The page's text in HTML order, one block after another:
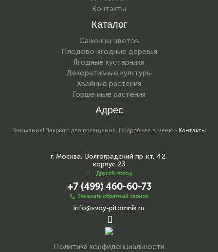
Контакты
Каталог
Саженцы цветов
Плодово-ягодные деревья
Ягодные кустарники
Декоративные культуры
Хвойные растения
Горшечные растения
Адрес
Внимание! Закрыто для посещения. Подробнее в меню - Контакты
г. Москва, Волгоградский пр-кт, 42,
корпус 23
Другой город
+7 (499) 460-60-73
Заказать обратный звонок
info@svoy-pitomnik.ru
Политика конфиденциальности